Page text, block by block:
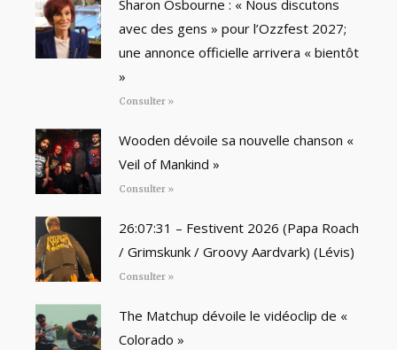
Sharon Osbourne : « Nous discutons
avec des gens » pour l’Ozzfest 2027;
une annonce officielle arrivera « bientôt
»
Consulter »
Wooden dévoile sa nouvelle chanson «
Veil of Mankind »
Consulter »
26:07:31 – Festivent 2026 (Papa Roach
/ Grimskunk / Groovy Aardvark) (Lévis)
Consulter »
The Matchup dévoile le vidéoclip de «
Colorado »